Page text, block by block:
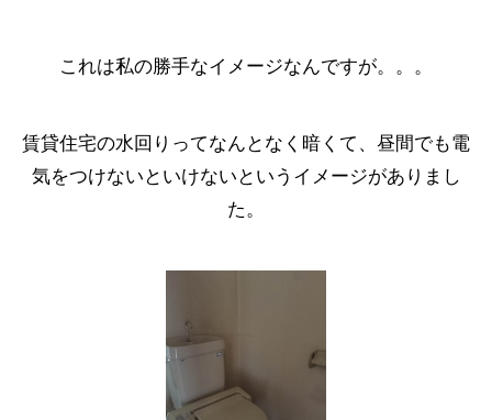
これは私の勝手なイメージなんですが。。。
賃貸住宅の水回りってなんとなく暗くて、昼間でも電
気をつけないといけないというイメージがありまし
た。